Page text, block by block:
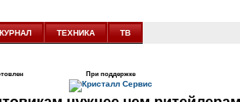
новых условиях
ТЕХНИКА ТВ
При поддержке